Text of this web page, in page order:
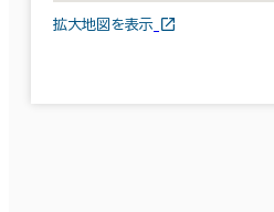
拡大地図を表示